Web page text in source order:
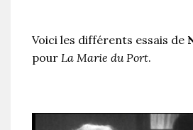
Voici les différents essais de
pour La Marie du Port.